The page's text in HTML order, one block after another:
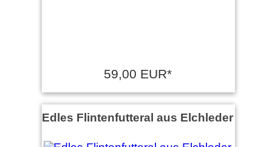
59,00 EUR*
Edles Flintenfutteral aus Elchleder